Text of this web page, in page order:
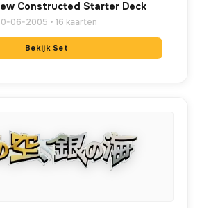
Constructed Starter Deck
06-2005 • 16 kaarten
Bekijk Set